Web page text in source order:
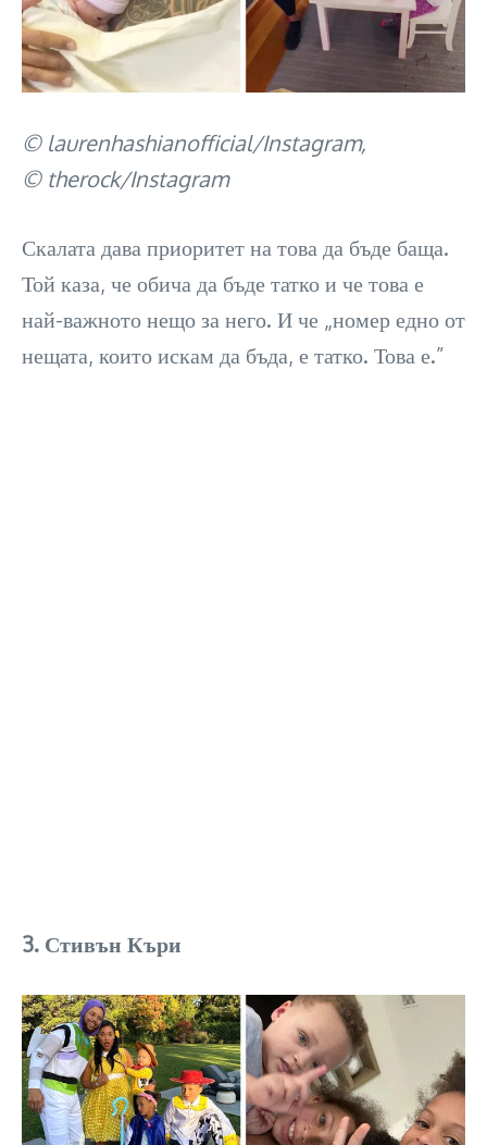
© laurenhashianofficial/Instagram,
© therock/Instagram
Скалата дава приоритет на това да бъде баща.
Той каза, че обича да бъде татко и че това е
най-важното нещо за него. И че „номер едно от
нещата, които искам да бъда, е татко. Това е.”
3. Стивън Къри